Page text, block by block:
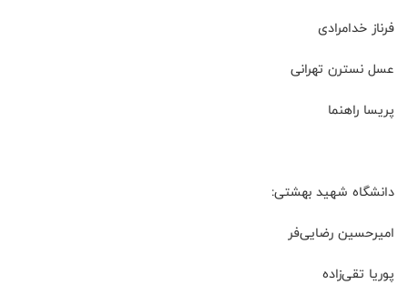
فرناز خدامرادی
عسل نسترن تهرانی
پریسا راهنما
دانشگاه شهید بهشتی:
امیرحسین رضایی‌فر
پوریا تقی‌زاده